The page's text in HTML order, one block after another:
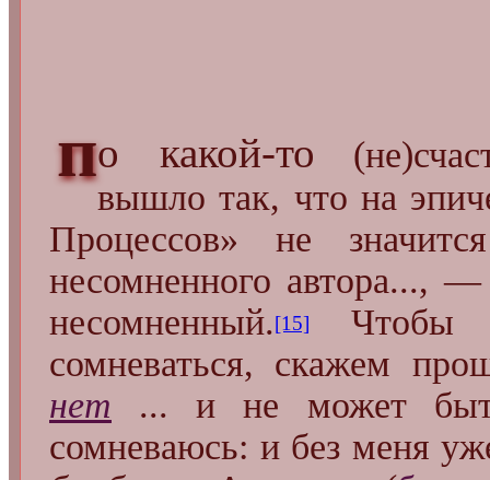
по какой-то
вышло так, что на
Процессов» не
несомненного автора...,
несомненный.[15]
Чтобы
сомневаться, скажем
нет ... и не может
сомневаюсь: и без меня